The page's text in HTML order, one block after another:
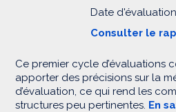
Date
Consulter le
Ce premier cycle d’évaluations
apporter des précisions sur la
d’évaluation, ce qui rend les
structures peu pertinentes. En